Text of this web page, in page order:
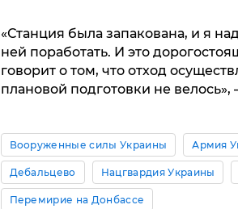
«Станция была запакована, и я
ней поработать. И это
говорит о том, что отход
плановой подготовки не
Вооруженные силы Украины Армия
Дебальцево Нацгвардия Украины
Перемирие на Донбассе